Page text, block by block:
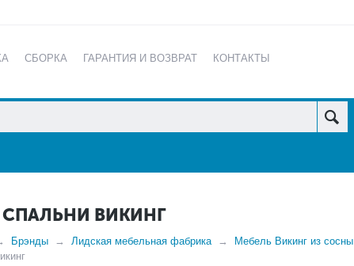
СБОРКА ГАРАНТИЯ И ВОЗВРАТ КОНТАКТЫ
ВИКИНГ
Брэнды Лидская мебельная фабрика
Мебель Викинг из сосны